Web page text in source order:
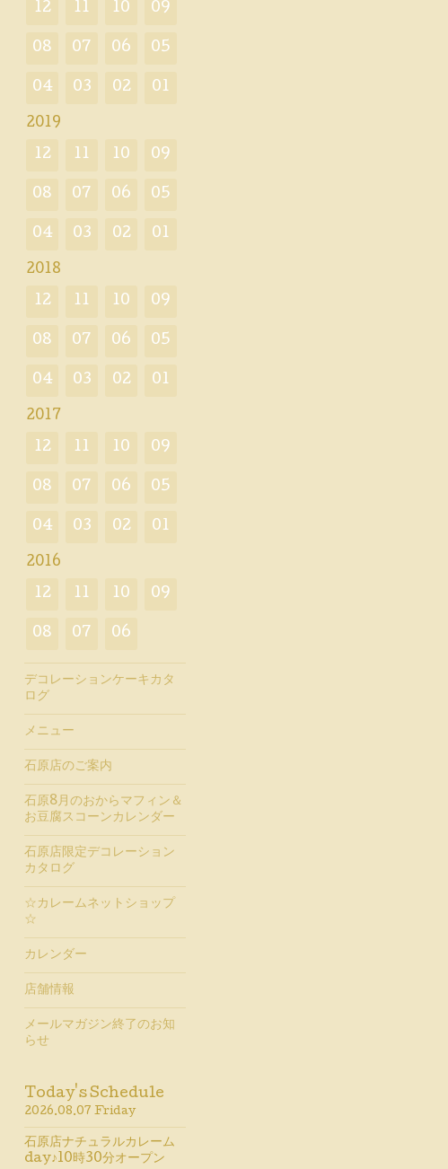
12 11 10 09
08 07 06 05
04 03 02 01
2019
12 11 10 09
08 07 06 05
04 03 02 01
2018
12 11 10 09
08 07 06 05
04 03 02 01
2017
12 11 10 09
08 07 06 05
04 03 02 01
2016
12 11 10 09
08 07 06
デコレーションケーキカタ
ログ
メニュー
石原店のご案内
石原8月のおからマフィン＆
お豆腐スコーンカレンダー
石原店限定デコレーション
カタログ
☆カレームネットショップ
☆
カレンダー
店舗情報
メールマガジン終了のお知
らせ
Today's Schedule
2026.08.07 Friday
石原店ナチュラルカレーム
day♪10時30分オープン